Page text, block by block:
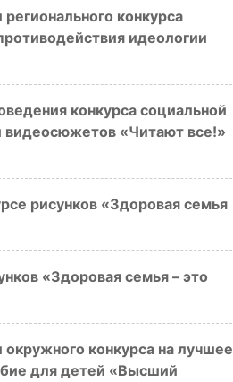
конкурса
идеологии
конкурса социальной
видеосюжетов «Читают все!»
рисунков «Здоровая семья
«Здоровая семья – это
конкурса на лучшее
для детей «Высший